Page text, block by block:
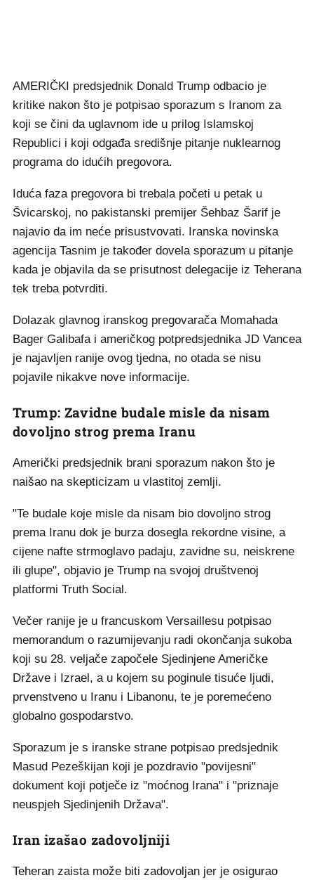
AMERIČKI predsjednik Donald Trump odbacio je
kritike nakon što je potpisao sporazum s Iranom za
koji se čini da uglavnom ide u prilog Islamskoj
Republici i koji odgađa središnje pitanje nuklearnog
programa do idućih pregovora.
Iduća faza pregovora bi trebala početi u petak u
Švicarskoj, no pakistanski premijer Šehbaz Šarif je
najavio da im neće prisustvovati. Iranska novinska
agencija Tasnim je također dovela sporazum u pitanje
kada je objavila da se prisutnost delegacije iz Teherana
tek treba potvrditi.
Dolazak glavnog iranskog pregovarača Momahada
Bager Galibafa i američkog potpredsjednika JD Vancea
je najavljen ranije ovog tjedna, no otada se nisu
pojavile nikakve nove informacije.
Trump: Zavidne budale misle da nisam
dovoljno strog prema Iranu
Američki predsjednik brani sporazum nakon što je
naišao na skepticizam u vlastitoj zemlji.
"Te budale koje misle da nisam bio dovoljno strog
prema Iranu dok je burza dosegla rekordne visine, a
cijene nafte strmoglavo padaju, zavidne su, neiskrene
ili glupe", objavio je Trump na svojoj društvenoj
platformi Truth Social.
Večer ranije je u francuskom Versaillesu potpisao
memorandum o razumijevanju radi okončanja sukoba
koji su 28. veljače započele Sjedinjene Američke
Države i Izrael, a u kojem su poginule tisuće ljudi,
prvenstveno u Iranu i Libanonu, te je poremećeno
globalno gospodarstvo.
Sporazum je s iranske strane potpisao predsjednik
Masud Pezeškijan koji je pozdravio "povijesni"
dokument koji potječe iz "moćnog Irana" i "priznaje
neuspjeh Sjedinjenih Država".
Iran izašao zadovoljniji
Teheran zaista može biti zadovoljan jer je osigurao